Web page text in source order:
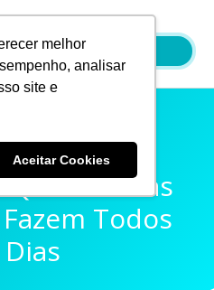
melhor
analisar
site e
Aceitar Cookies
Pessoas
Todos